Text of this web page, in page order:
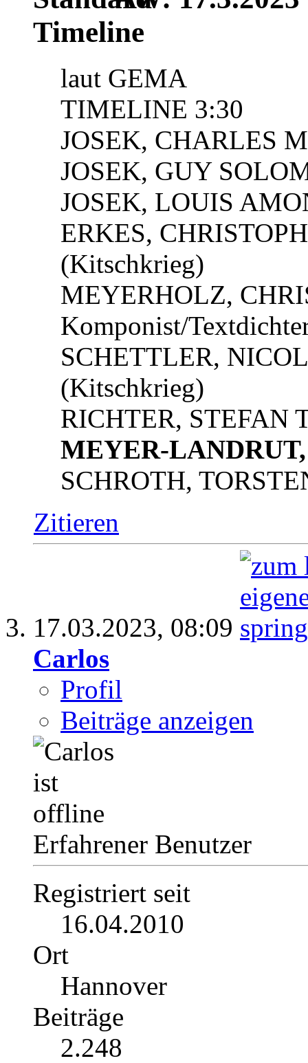
Timeline
laut GEMA
TIMELINE 3:30
JOSEK, CHARLES
JOSEK, GUY
JOSEK, LOUIS
ERKES,
(Kitschkrieg)
MEYERHOLZ,
Komponist/
SCHETTLER,
(Kitschkrieg)
RICHTER, STEFAN
MEYER-
SCHROTH,
Zitieren
17.03.2023, 08:09
Carlos
Profil
Beiträge anzeigen
Erfahrener Benutzer
Registriert seit
16.04.2010
Ort
Hannover
Beiträge
2.248